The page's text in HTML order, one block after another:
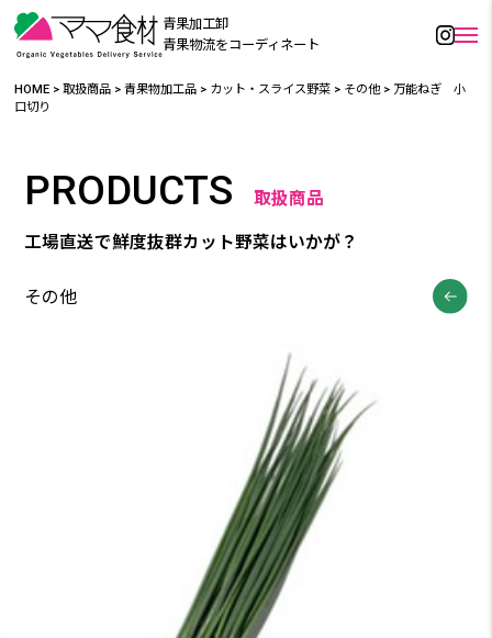
青果加工卸
青果物流をコーディネート
HOME >取扱商品 >青果物加工品 > カット・スライス野菜 > その他> 万能ねぎ 小
口切り
PRODUCTS 取扱商品
工場直送で鮮度抜群カット野菜はいかが？
その他